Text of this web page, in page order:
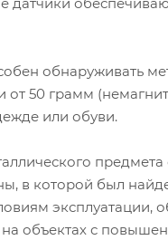
обнаруживать
от 50 грамм
или обуви.
в которой был
эксплуатации,
объектах с